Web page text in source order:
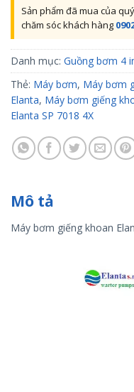
Sản phẩm đã mua của
chăm sóc khách hàng
Danh mục: Guồng bơm 4
Thẻ: Máy bơm, Máy bơm
Elanta, Máy bơm giếng
Elanta SP 7018 4X
Mô tả
Máy bơm giếng khoan